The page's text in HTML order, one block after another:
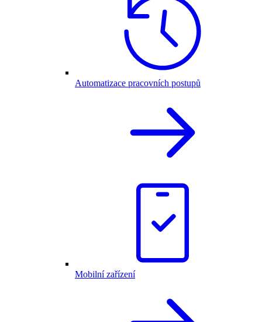
Automatizace pracovních postupů
Mobilní zařízení